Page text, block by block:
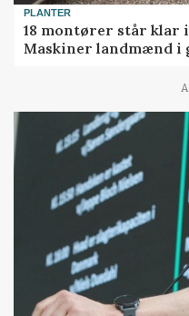
PLANTER
18 montører står klar
Maskiner landmænd i